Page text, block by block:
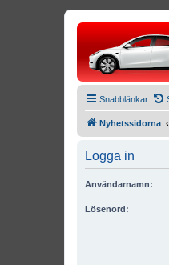
Snabblänkar
Nyhetssidorna
Logga in
Användarnamn:
Lösenord: